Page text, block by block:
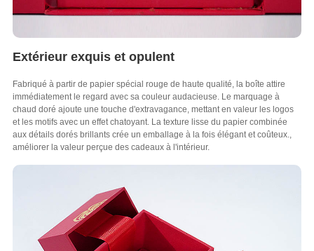
Extérieur exquis et opulent
Fabriqué à partir de papier spécial rouge de haute qualité, la boîte attire
immédiatement le regard avec sa couleur audacieuse. Le marquage à
chaud doré ajoute une touche d'extravagance, mettant en valeur les logos
et les motifs avec un effet chatoyant. La texture lisse du papier combinée
aux détails dorés brillants crée un emballage à la fois élégant et coûteux.,
améliorer la valeur perçue des cadeaux à l'intérieur.